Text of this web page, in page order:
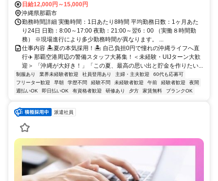
日給12,000円～15,000円
沖縄県那覇市
勤務時間詳細 実働時間：1日あたり8時間 平均勤務日数：1ヶ月あた
り24日 日勤：8:00～17:00 夜勤：21:00～翌6：00 （実働８時間勤
務） ※現場進行により多少勤務時間が異なります。 ...
仕事内容 🏝️夏の本気採用！🏝️ 自己負担0円で憧れの沖縄ライフへ直
行✈️ 那覇空港周辺の警備スタッフ大募集！＜未経験・UIJターン大歓
迎＞ 「沖縄が大好き！」「この夏、最高の思い出と貯金を作りたい...
制服あり 業界未経験者歓迎 社員登用あり 主婦・主夫歓迎
60代も応募可
フリーター歓迎
早朝 学歴不問 経験不問 未経験者歓迎 午前 経験者歓迎
夜間
週払いOK
即日払いOK 有資格者歓迎 研修あり 夕方 家賃無料 ブランクOK
派遣社員